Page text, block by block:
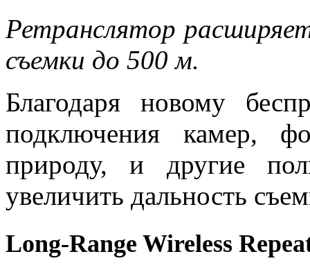
Ретранслятор
съемки до 500 м.
Благодаря новому
подключения камер,
природу, и другие
увеличить дальность
Long-Range Wireless